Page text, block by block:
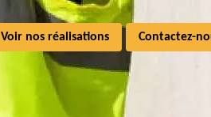
Voir nos réalisations Contactez-